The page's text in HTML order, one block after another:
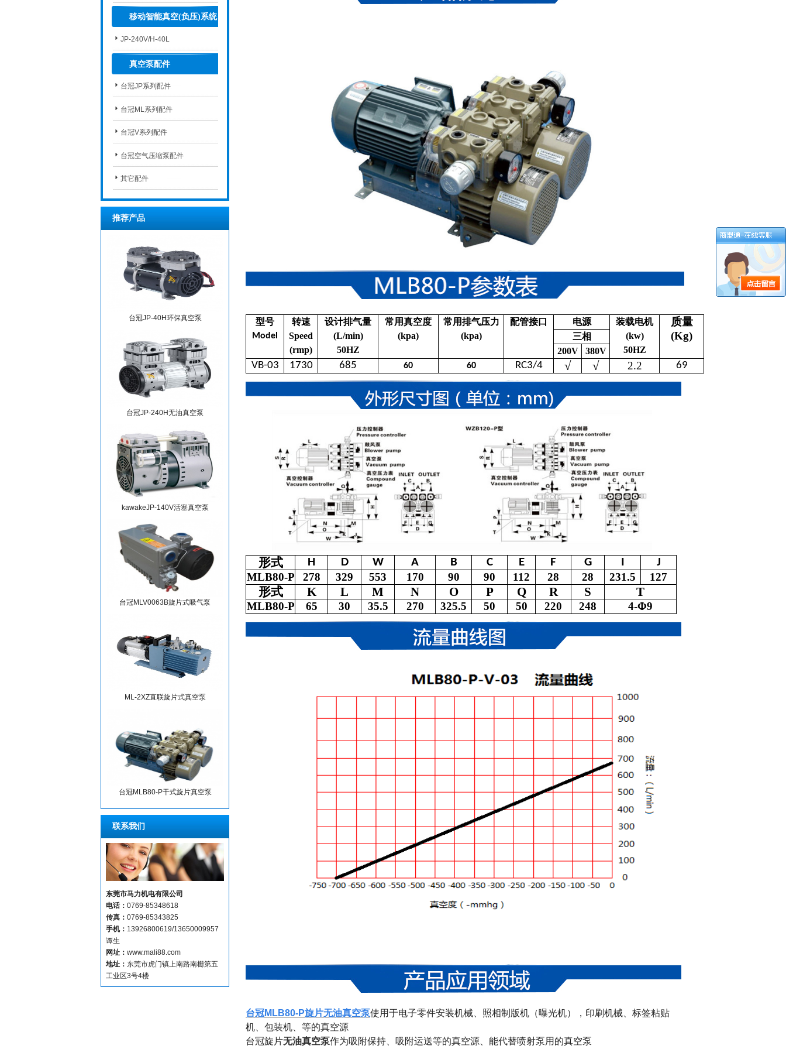
移动智能真空(负压)系统
JP-240V/H-40L
真空泵配件
台冠JP系列配件
台冠ML系列配件
台冠V系列配件
台冠空气压缩泵配件
其它配件
推荐产品
台冠JP-40H环保真空泵
台冠JP-240H无油真空泵
kawakeJP-140V活塞真空泵
台冠MLV0063B旋片式吸气泵
ML-2XZ直联旋片式真空泵
台冠MLB80-P干式旋片真空泵
联系我们
东莞市马力机电有限公司
电话： 0769-85348618
传真： 0769-85343825
手机： 13926800619/13650009957
谭生
网址： www.mali88.com
地址： 东莞市虎门镇上南路南栅第五
工业区3号4楼
型号
Model
转速
Speed
(rmp)
设计排气量
(L/min)
50HZ
常用真空度
(kpa)
常用排气压力
(kpa)
配管接口 电源
装载电机
(kw)
50HZ
质量
(Kg)
三相
200V
380V
VB-03 1730 685 60 60 RC3/4 √ √ 2.2 69
形式 H D W A B C E F G
J
MLB80-P
278 329 553 170 90 90 112 28 28 231.5 127
形式 K L M N O P Q R S T
MLB80-P 65 30 35.5 270 325.5 50 50 220 248 4-Φ9
台冠MLB80-P旋片无油真空泵使用于电子零件安装机械、照相制版机（曝光机），印刷机械、标签粘贴
机、包装机、等的真空源
台冠旋片无油真空泵作为吸附保持、吸附运送等的真空源、能代替喷射泵用的真空泵